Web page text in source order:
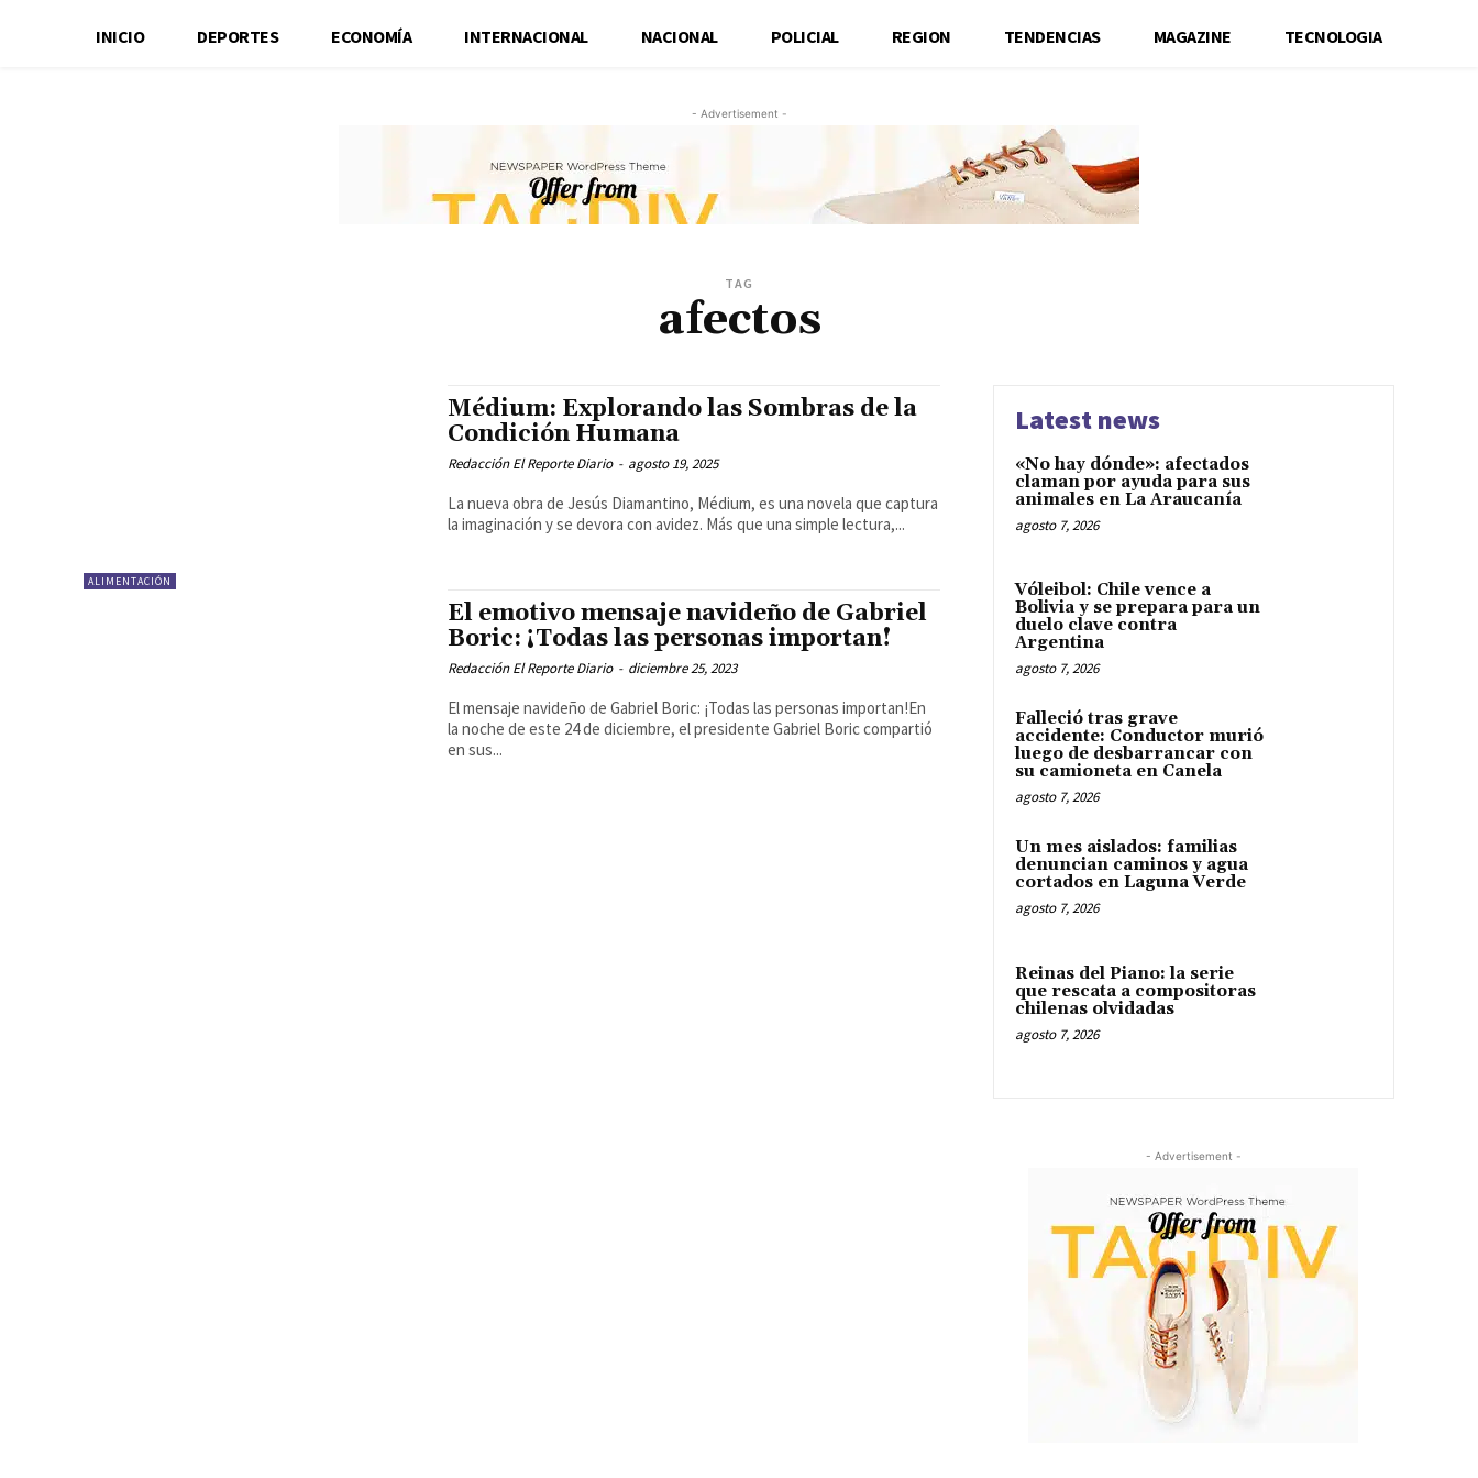
INICIO DEPORTES ECONOMÍA INTERNACIONAL NACIONAL POLICIAL REGION TENDENCIAS MAGAZINE TECNOLOGIA
- Advertisement -
TAG
afectos
ALIMENTACIÓN
Médium: Explorando las Sombras de la
Condición Humana
Redacción El Reporte Diario - agosto 19, 2025
La nueva obra de Jesús Diamantino, Médium, es una novela que captura
la imaginación y se devora con avidez. Más que una simple lectura,...
El emotivo mensaje navideño de Gabriel
Boric: ¡Todas las personas importan!
Redacción El Reporte Diario - diciembre 25, 2023
El mensaje navideño de Gabriel Boric: ¡Todas las personas importan!En
la noche de este 24 de diciembre, el presidente Gabriel Boric compartió
en sus...
Latest news
«No hay dónde»: afectados
claman por ayuda para sus
animales en La Araucanía
agosto 7, 2026
Vóleibol: Chile vence a
Bolivia y se prepara para un
duelo clave contra
Argentina
agosto 7, 2026
Falleció tras grave
accidente: Conductor murió
luego de desbarrancar con
su camioneta en Canela
agosto 7, 2026
Un mes aislados: familias
denuncian caminos y agua
cortados en Laguna Verde
agosto 7, 2026
Reinas del Piano: la serie
que rescata a compositoras
chilenas olvidadas
agosto 7, 2026
- Advertisement -